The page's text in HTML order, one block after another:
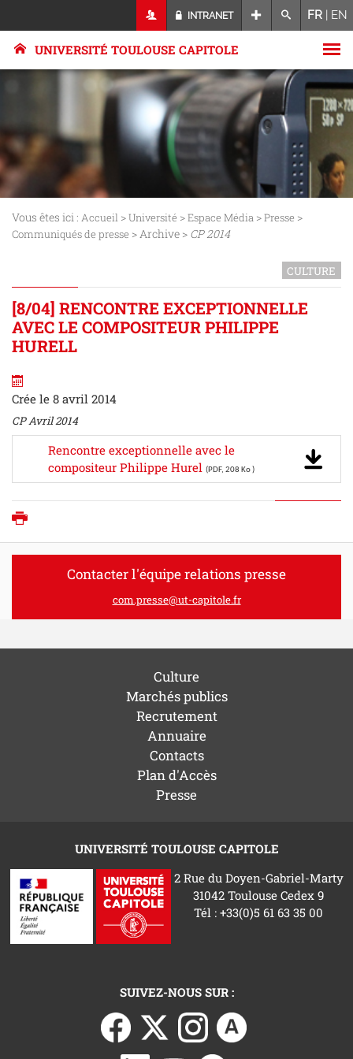
INTRANET FR | EN
UNIVERSITÉ TOULOUSE CAPITOLE
Vous êtes ici : Accueil >Université >Espace Média >Presse >
Communiqués de presse > Archive > CP 2014
CULTURE
[8/04] RENCONTRE EXCEPTIONNELLE
AVEC LE COMPOSITEUR PHILIPPE
HURELL
Crée le 8 avril 2014
CP Avril 2014
Rencontre exceptionnelle avec le
compositeur Philippe Hurel (PDF, 208 Ko )
Contacter l'équipe relations presse
com.presse@ut-capitole.fr
Culture
Marchés publics
Recrutement
Annuaire
Contacts
Plan d'Accès
Presse
UNIVERSITÉ TOULOUSE CAPITOLE
2 Rue du Doyen-Gabriel-Marty
31042 Toulouse Cedex 9
Tél : +33(0)5 61 63 35 00
SUIVEZ-NOUS SUR :